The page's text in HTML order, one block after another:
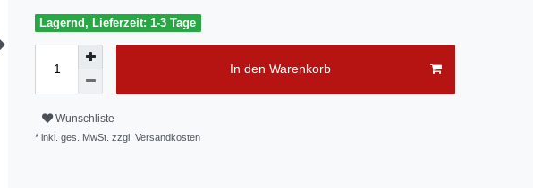
Lagernd, Lieferzeit: 1-3 Tage
In den Warenkorb
Wunschliste
* inkl. ges. MwSt. zzgl. Versandkosten